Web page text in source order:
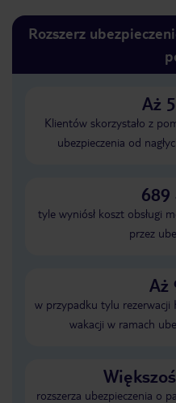
Rozszerz
Aż
Klientów skorzystało z
ubezpieczenia od
689
tyle wyniósł koszt obsługi
przez
Aż
w przypadku tylu
wakacji w ramach
rozszerza ubezpieczenia o